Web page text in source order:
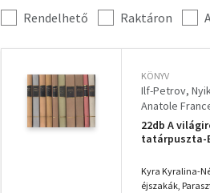
szűrés
További
szűrők
Rendelhető Raktáron
KÖNYV
Ilf-Petrov
Anatole
Moravia
Giovanni
22db A
tatárpuszta-
omnibusz
Kyra Kyralina-
éjszakák,